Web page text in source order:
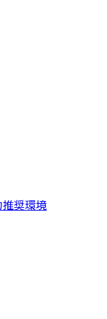
推奨環境